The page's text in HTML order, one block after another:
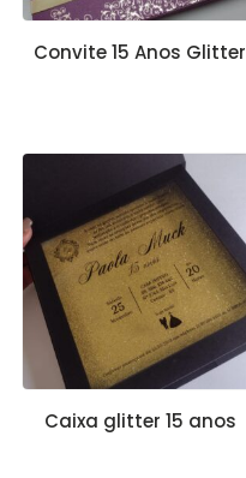
Convite 15 Anos Glitter
Caixa glitter 15 anos